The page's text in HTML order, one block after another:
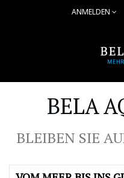
ANMELDEN
BELA
BLEIBEN SIE